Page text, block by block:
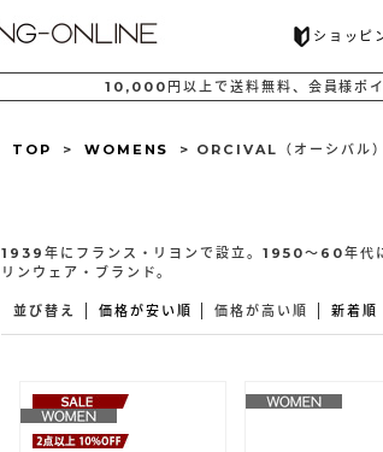
ショッピ
10,000 円以上で 送料無料、 会員様ポ
TOP > WOMENS > ORCIVAL（オーシバル）
1939年にフランス・リヨンで設立。1950～60年代
リンウェア・ブランド。
並び替え 価格が安い順 価格が高い順 新着順